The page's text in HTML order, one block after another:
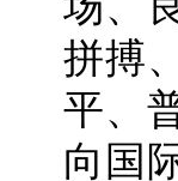
拼搏
平、
向国